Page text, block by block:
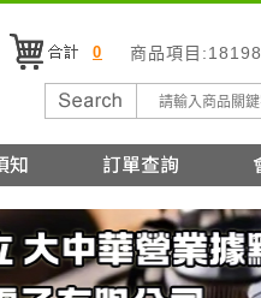
0 商品項目:18198